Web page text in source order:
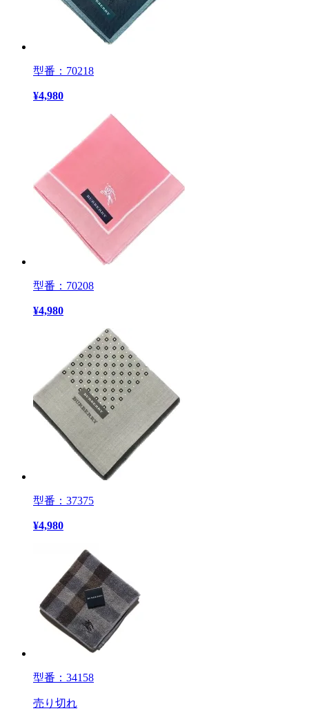
型番：70218
¥4,980
型番：70208
¥4,980
型番：37375
¥4,980
型番：34158
売り切れ